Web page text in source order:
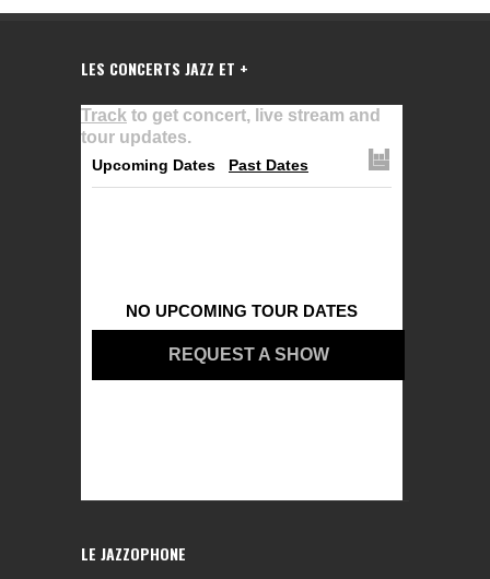
LES CONCERTS JAZZ ET +
Track to get concert, live stream and
tour updates.
Upcoming Dates Past Dates
NO UPCOMING TOUR DATES
REQUEST A SHOW
LE JAZZOPHONE